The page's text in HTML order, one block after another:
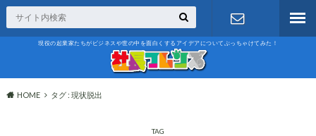
現役の起業家たちがビジネスや世の中を面白くするアイデアについてぶっちゃけてみた！
HOME タグ : 現状脱出
TAG